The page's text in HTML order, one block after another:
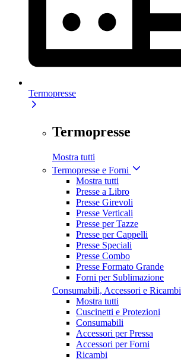
Termopresse
Termopresse
Mostra tutti
Termopresse e Forni
Mostra tutti
Presse a Libro
Presse Girevoli
Presse Verticali
Presse per Tazze
Presse per Cappelli
Presse Speciali
Presse Combo
Presse Formato Grande
Forni per Sublimazione
Consumabili, Accessori e Ricambi
Mostra tutti
Cuscinetti e Protezioni
Consumabili
Accessori per Pressa
Accessori per Forni
Ricambi